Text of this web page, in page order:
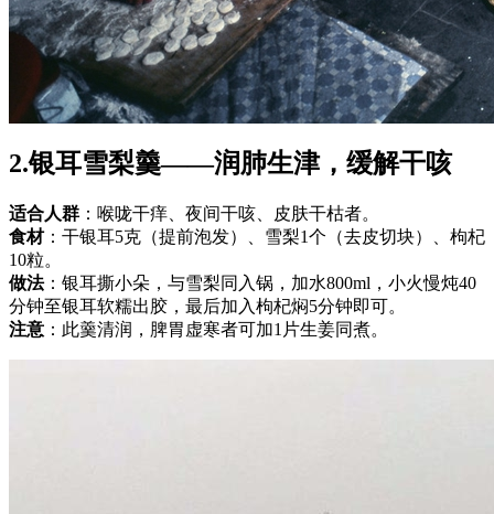
2.银耳雪梨羹——润肺生津，缓解干咳
适合人群 ：喉咙干痒、夜间干咳、皮肤干枯者。
食材：干银耳5克（提前泡发）、雪梨1个（去皮切块）、枸杞
10粒。
做法：银耳撕小朵，与雪梨同入锅，加水800ml，小火慢炖40
分钟至银耳软糯出胶，最后加入枸杞焖5分钟即可。
注意 ：此羹清润，脾胃虚寒者可加1片生姜同煮。